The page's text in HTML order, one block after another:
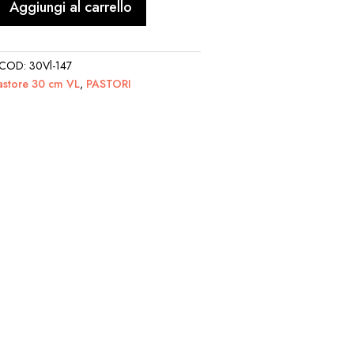
Aggiungi al carrello
30Vl-147
30 cm VL, PASTORI